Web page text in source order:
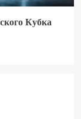
Кубка